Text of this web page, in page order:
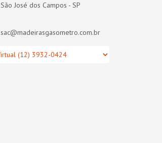
São José dos Campos - SP
sac@madeirasgasometro.com.br